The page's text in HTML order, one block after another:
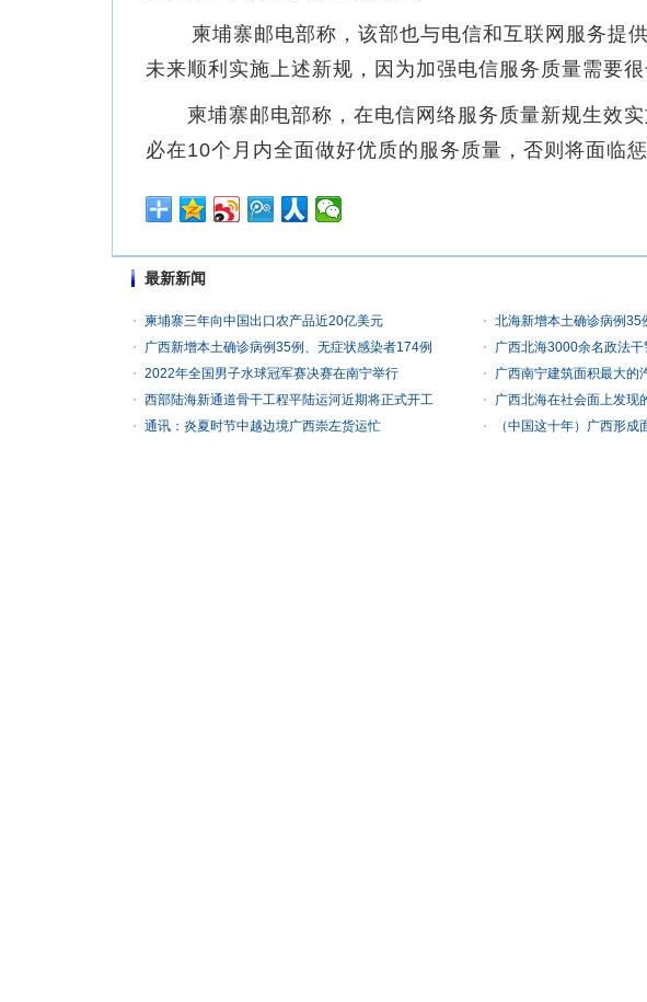
柬埔寨邮电部称，该部也与电信和互联网服务提供
未来顺利实施上述新规，因为加强电信服务质量需要很
柬埔寨邮电部称，在电信网络服务质量新规生效实
必在10个月内全面做好优质的服务质量，否则将面临惩
最新新闻
柬埔寨三年向中国出口农产品近20亿美元
北海新增本土确诊病例35
广西新增本土确诊病例35例、无症状感染者174例
广西北海3000余名政法干
2022年全国男子水球冠军赛决赛在南宁举行
广西南宁建筑面积最大的
西部陆海新通道骨干工程平陆运河近期将正式开工
广西北海在社会面上发现
通讯：炎夏时节中越边境广西崇左货运忙
（中国这十年）广西形